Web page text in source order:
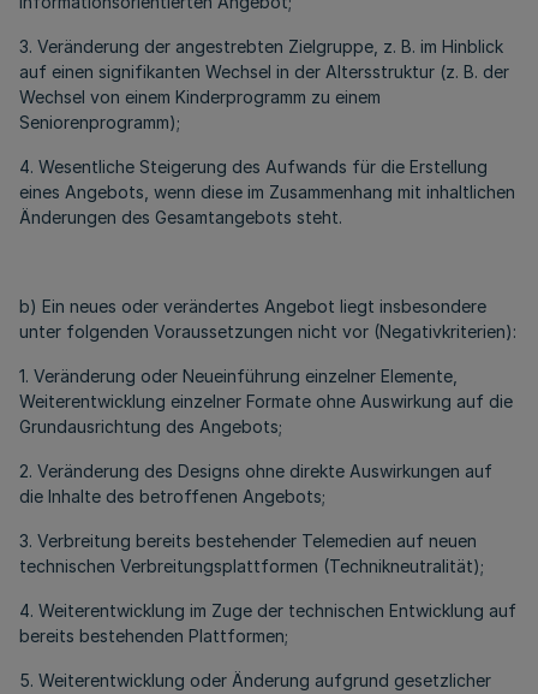
3. Veränderung der angestrebten Zielgruppe, z. B. im Hinblick
auf einen signifikanten Wechsel in der Altersstruktur (z. B. der
Wechsel von einem Kinderprogramm zu einem
Seniorenprogramm);
4. Wesentliche Steigerung des Aufwands für die Erstellung
eines Angebots, wenn diese im Zusammenhang mit inhaltlichen
Änderungen des Gesamtangebots steht.
b) Ein neues oder verändertes Angebot liegt insbesondere
unter folgenden Voraussetzungen nicht vor (Negativkriterien):
1. Veränderung oder Neueinführung einzelner Elemente,
Weiterentwicklung einzelner Formate ohne Auswirkung auf die
Grundausrichtung des Angebots;
2. Veränderung des Designs ohne direkte Auswirkungen auf
die Inhalte des betroffenen Angebots;
3. Verbreitung bereits bestehender Telemedien auf neuen
technischen Verbreitungsplattformen (Technikneutralität);
4. Weiterentwicklung im Zuge der technischen Entwicklung auf
bereits bestehenden Plattformen;
5. Weiterentwicklung oder Änderung aufgrund gesetzlicher